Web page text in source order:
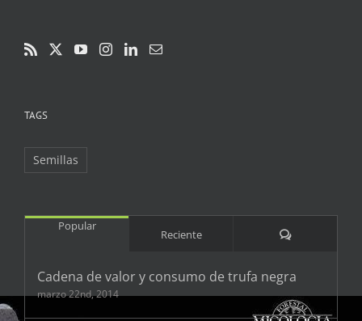
TAGS
Semillas
Popular
Reciente Comentarios
Cadena de valor y consumo de trufa negra
marzo 22nd, 2014